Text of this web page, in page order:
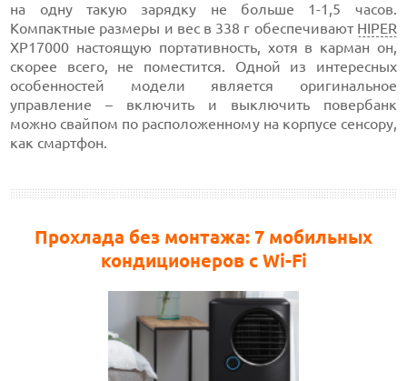
на одну такую зарядку не больше 1-1,5 часов.
Компактные размеры и вес в 338 г обеспечивают HIPER
XP17000 настоящую портативность, хотя в карман он,
скорее всего, не поместится. Одной из интересных
особенностей модели является оригинальное
управление – включить и выключить повербанк
можно свайпом по расположенному на корпусе сенсору,
как смартфон.
Прохлада без монтажа: 7 мобильных
кондиционеров с Wi-Fi